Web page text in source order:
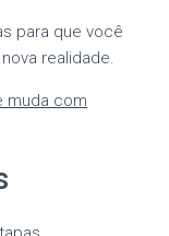
para que você
realidade.
muda com